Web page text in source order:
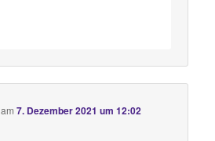
am7. Dezember 2021 um 12:02